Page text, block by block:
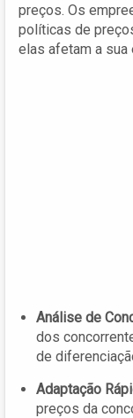
preços. Os
políticas de
elas afetam a sua
Análise de
dos
de
Adaptação
preços da